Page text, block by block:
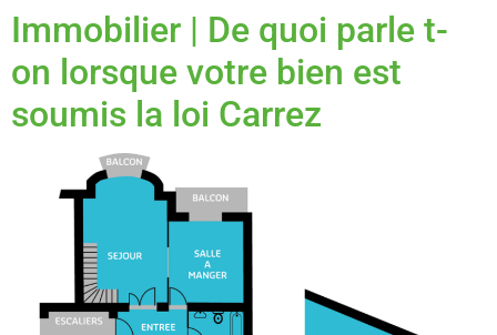
Immobilier | De quoi parle t-
on lorsque votre bien est
soumis la loi Carrez